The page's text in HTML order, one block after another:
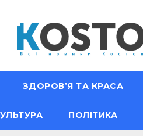
ЗДОРОВ’Я ТА КРАСА
ПОЛІТИКА